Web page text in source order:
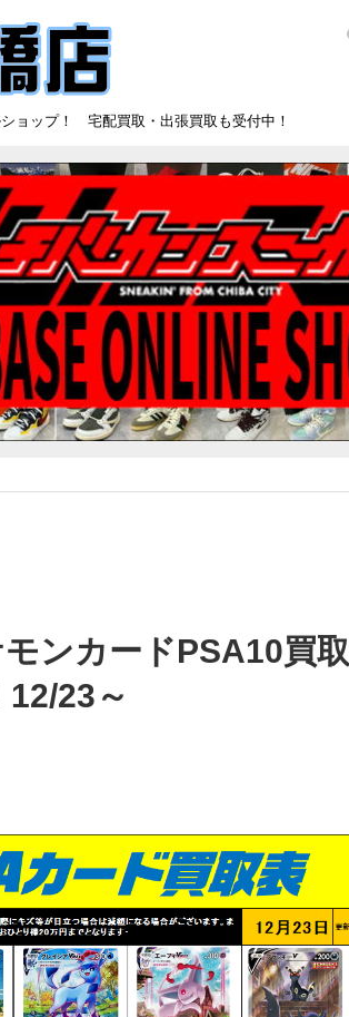
ョップ！ 宅配買取・出張買取も受付中！
ンカードPSA10買取
23～